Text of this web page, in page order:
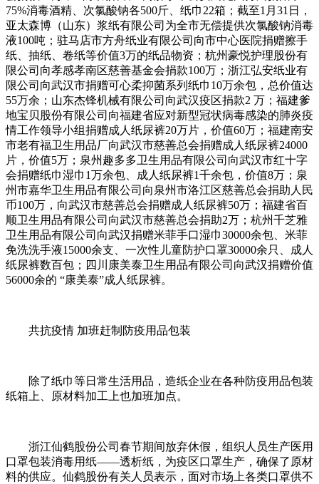
75%消毒酒精、次氯酸钠各500斤、纸巾22箱；截至1月31日，
亚太森博（山东）浆纸有限公司为全市无偿提供次氯酸钠消毒
液100吨；驻马店市方舟纸业有限公司向市中心医院捐赠擦手
纸、抽纸、卷纸等价值3万的纸品物资；杭州豪悦护理股份有
限公司向孝感孝南区慈善基金会捐款100万；浙江弘安纸业有
限公司向武汉市捐赠可心柔抑菌系列纸巾10万余包，总价值达
55万余；山东杰锋机械有限公司向武汉疫区捐款2 万；福建爹
地宝贝股份有限公司向福建省应对新型冠状病毒感染的肺炎疫
情工作领导小组捐赠成人纸尿裤20万片，价值60万；福建南安
市老有福卫生用品厂向武汉市慈善总会捐赠成人纸尿裤24000
片，价值5万；泉州趣多多卫生用品有限公司向武汉市红十字
会捐赠纸巾湿巾1万余包、成人纸尿裤1千余包，价值8万；泉
州市嘉华卫生用品有限公司向泉州市洛江区慈善总会捐助人民
币100万，向武汉市慈善总会捐赠成人纸尿裤50万；福建省百
顺卫生用品有限公司向武汉市慈善总会捐助2万；杭州千芝雅
卫生用品有限公司向武汉捐赠米菲手口湿巾30000余包、米菲
免洗洗手液15000余支、一次性儿童防护口罩30000余只、成人
纸尿裤数百包；四川康美泰卫生用品有限公司向武汉捐赠价值
56000余的 “康美泰”成人纸尿裤。
共抗疫情 加班赶制防疫用品包装
除了纸巾等日常生活用品，造纸企业在各种防疫用品包装
纸箱上、原材料加工上也加班加点。
浙江仙鹤股份公司春节期间放弃休假，组织人员生产医用
口罩包装消毒用纸——透析纸，为疫区口罩生产，确保了原材
料的供应。仙鹤股份有关人员表示，面对市场上各类口罩供不